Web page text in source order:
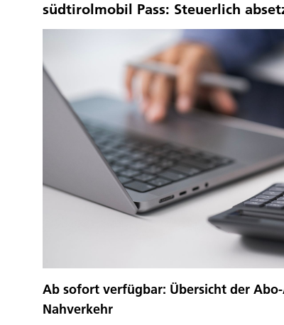
südtirolmobil Pass: Steuerlich
Ab sofort verfügbar: Übersicht der
Nahverkehr